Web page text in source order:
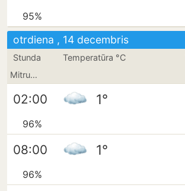
95%
otrdiena , 14 decembris
Stunda Temperatūra °C
Mitrums
02:00 1°
96%
08:00 1°
96%